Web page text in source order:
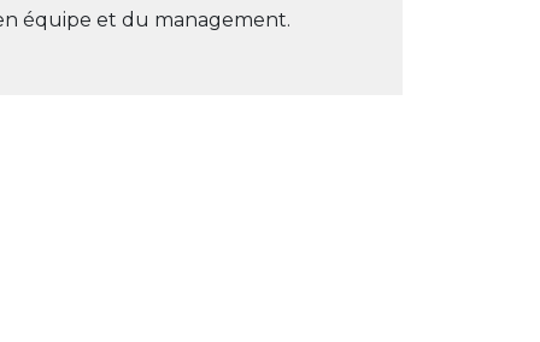
équipe et du management.